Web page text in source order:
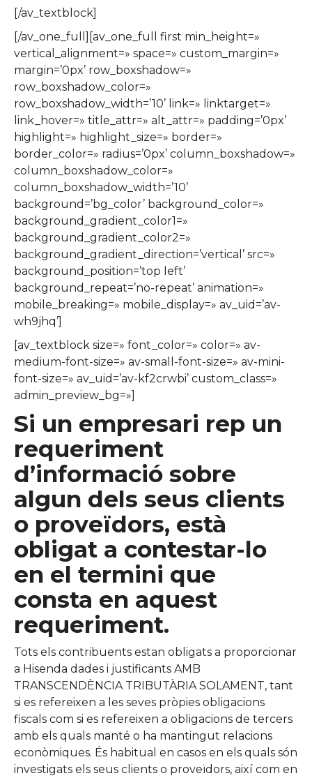
[/av_textblock]
[/av_one_full][av_one_full first min_height=»
vertical_alignment=» space=» custom_margin=»
margin=’0px’ row_boxshadow=»
row_boxshadow_color=»
row_boxshadow_width=’10’ link=» linktarget=»
link_hover=» title_attr=» alt_attr=» padding=’0px’
highlight=» highlight_size=» border=»
border_color=» radius=’0px’ column_boxshadow=»
column_boxshadow_color=»
column_boxshadow_width=’10’
background=’bg_color’ background_color=»
background_gradient_color1=»
background_gradient_color2=»
background_gradient_direction=’vertical’ src=»
background_position=’top left’
background_repeat=’no-repeat’ animation=»
mobile_breaking=» mobile_display=» av_uid=’av-
wh9jhq’]
[av_textblock size=» font_color=» color=» av-
medium-font-size=» av-small-font-size=» av-mini-
font-size=» av_uid=’av-kf2crwbi’ custom_class=»
admin_preview_bg=»]
Si un empresari rep un
requeriment
d’informació sobre
algun dels seus clients
o proveïdors, està
obligat a contestar-lo
en el termini que
consta en aquest
requeriment.
Tots els contribuents estan obligats a proporcionar
a Hisenda dades i justificants AMB
TRANSCENDÈNCIA TRIBUTÀRIA SOLAMENT, tant
si es refereixen a les seves pròpies obligacions
fiscals com si es refereixen a obligacions de tercers
amb els quals manté o ha mantingut relacions
econòmiques. És habitual en casos en els quals són
investigats els seus clients o proveïdors, així com en